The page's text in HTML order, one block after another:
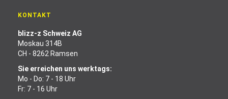
KONTAKT
blizz-z Schweiz AG
Moskau 314B
CH - 8262 Ramsen
Sie erreichen uns werktags:
Mo - Do: 7 - 18 Uhr
Fr: 7 - 16 Uhr